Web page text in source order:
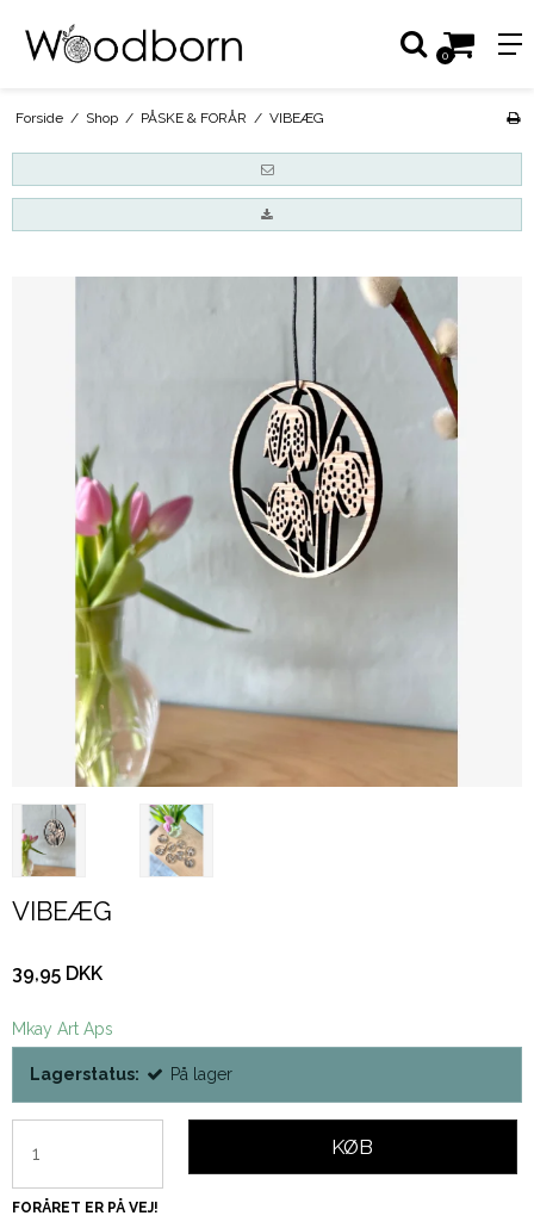
0
Forside / Shop / PÅSKE & FORÅR / VIBEÆG
VIBEÆG
39,95 DKK
Mkay Art Aps
Lagerstatus: På lager
KØB
FORÅRET ER PÅ VEJ!